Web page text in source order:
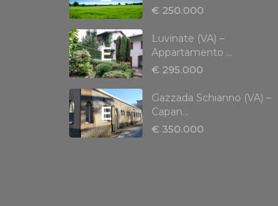
€ 250.000
Luvinate (VA) –
Appartamento ...
€ 295.000
Gazzada Schianno (VA) –
Capan...
€ 350.000